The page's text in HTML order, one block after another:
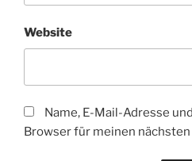
Website
Name, E-Mail-Adresse
Browser für meinen